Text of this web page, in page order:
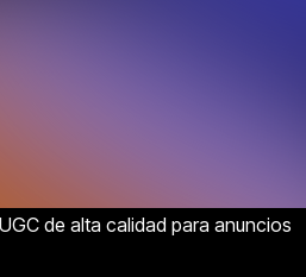
de alta calidad para anuncios